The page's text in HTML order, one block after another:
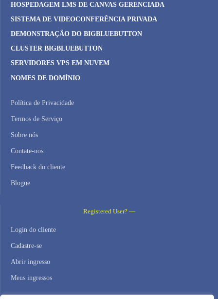
HOSPEDAGEM LMS DE CANVAS GERENCIADA
SISTEMA DE VIDEOCONFERÊNCIA PRIVADA
DEMONSTRAÇÃO DO BIGBLUEBUTTON
CLUSTER BIGBLUEBUTTON
SERVIDORES VPS EM NUVEM
NOMES DE DOMÍNIO
Política de Privacidade
Termos de Serviço
Sobre nós
Contate-nos
Feedback do cliente
Blogue
Registered User? —
Login do cliente
Cadastre-se
Abrir ingresso
Meus ingressos